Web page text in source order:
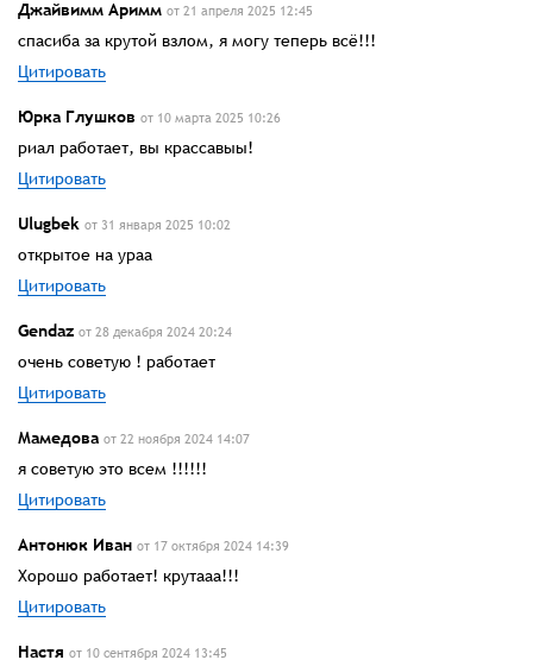
Джайвимм Аримм от 21 апреля 2025 12:45
спасиба за крутой взлом, я могу теперь всё!!!
Цитировать
Юрка Глушков от 10 марта 2025 10:26
риал работает, вы крассавыы!
Цитировать
Ulugbek от 31 января 2025 10:02
открытое на ураа
Цитировать
Gendaz от 28 декабря 2024 20:24
очень советую ! работает
Цитировать
Мамедова от 22 ноября 2024 14:07
я советую это всем !!!!!!
Цитировать
Антонюк Иван от 17 октября 2024 14:39
Хорошо работает! крутааа!!!
Цитировать
Настя от 10 сентября 2024 13:45